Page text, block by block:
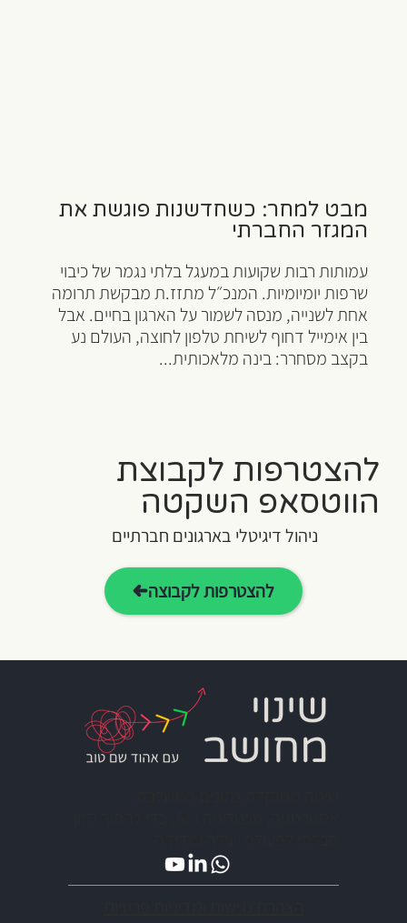
מבט למחר: כשחדשנות פוגשת את
המגזר החברתי
עמותות רבות שקועות במעגל בלתי נגמר של כיבוי
שרפות יומיומיות. המנכ״ל מתזז.ת מבקשת תרומה
אחת לשנייה, מנסה לשמור על הארגון בחיים. אבל
בין אימייל דחוף לשיחת טלפון לחוצה, העולם נע
בקצב מסחרר: בינה מלאכותית...
להצטרפות לקבוצת
הווטסאפ השקטה
ניהול דיגיטלי בארגונים חברתיים
להצטרפות לקבוצה